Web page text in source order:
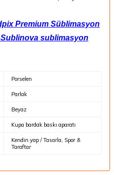
Premium Süblimasyon
sublimasyon
Porselen
Parlak
Beyaz
Kupa bardak baskı aparatı
Kendin yap / Tasarla, Spor &
Taraftar